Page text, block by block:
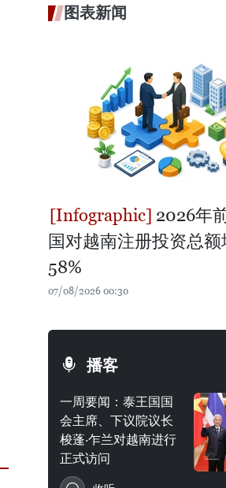
图表新闻
2026年
国对越南注册投资总额
58%
07/08/2026 00:30
播客
一周要闻：泰王国国
会主席、下议院议长
梭蓬·乍兰对越南进行
正式访问